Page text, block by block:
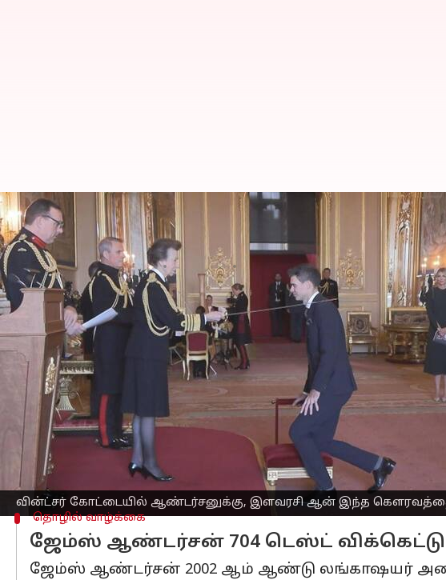
வின்ட்சர் கோட்டையில் ஆண்டர்சனுக்கு, இளவரசி ஆன் இந்த
நைட்ஹுட் பெறுகிறார் முன்னாள்
ஆண்டர்சன்: விவரங்கள்
எழுதியவர் Venkatalakshmi V Oct 29, 2025
செய்தி முன்னோட்டம்
இங்கிலாந்து அணிக்காகடெஸ்ட் கிரிக்கெட்டில்
ஆண்டர்சன், தனது புகழ்பெற்ற ஆட்டத்திற்காக
வின்ட்சர் கோட்டையில் ஆண்டர்சனுக்கு,
குறிப்பிடத்தக்க வகையில், இந்த ஆண்டு
பங்களிப்புகளுக்காக கௌரவப் பட்டியலில்
சர் இயன் போத்தம், சர் ஜெஃப்ரி பாய்காட், சர்
பெற்ற ஆங்கிலகிரிக்கெட்
தொழில் வாழ்க்கை
ஜேம்ஸ் ஆண்டர்சன் 704 டெஸ்ட்
ஜேம்ஸ் ஆண்டர்சன் 2002 ஆம் ஆண்டு லங்காஷயர்